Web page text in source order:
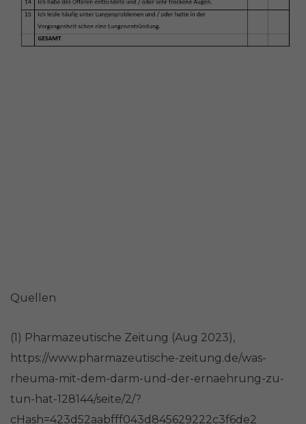
Quellen
(1) Pharmazeutische Zeitung (Aug 2023),
https://www.pharmazeutische-zeitung.de/was-
rheuma-mit-dem-darm-und-der-ernaehrung-zu-
tun-hat-128144/seite/2/?
cHash=423d52aabfff043d845629222c3f6de2